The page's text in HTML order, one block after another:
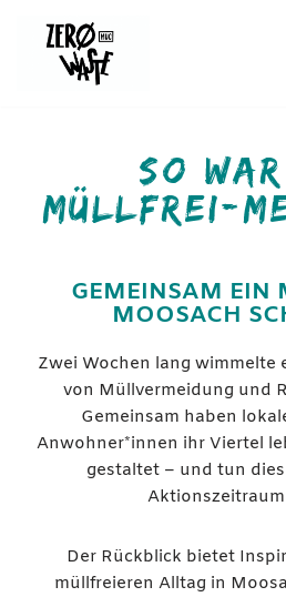
SO
MÜLLFREI-
GEMEINSAM EIN
MOOSACH
Zwei Wochen lang wimmelte
von Müllvermeidung und
Gemeinsam haben
Anwohner*innen ihr Viertel
gestaltet – und tun
Der Rückblick bietet
müllfreieren Alltag in